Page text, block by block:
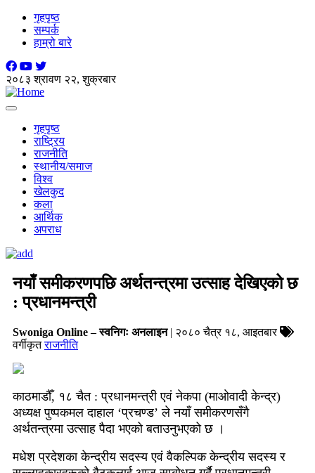
गृहपृष्ठ
सम्पर्क
हाम्रो बारे
२०८३ श्रावण २२, शुक्रबार
Toggle
navigation
गृहपृष्ठ
राष्ट्रिय
राजनीति
स्थानीय/समाज
विश्व
खेलकुद
कला
आर्थिक
अपराध
नयाँ समीकरणपछि अर्थतन्त्रमा उत्साह देखिएको छ
: प्रधानमन्त्री
Swoniga Online – स्वनिगः अनलाइन| २०८० चैत्र १८, आइतबार
वर्गीकृतराजनीति
काठमाडौँ, १८ चैत : प्रधानमन्त्री एवं नेकपा (माओवादी केन्द्र)
अध्यक्ष पुष्पकमल दाहाल ‘प्रचण्ड’ ले नयाँ समीकरणसँगै
अर्थतन्त्रमा उत्साह पैदा भएको बताउनुभएको छ ।
मधेश प्रदेशका केन्द्रीय सदस्य एवं वैकल्पिक केन्द्रीय सदस्य र